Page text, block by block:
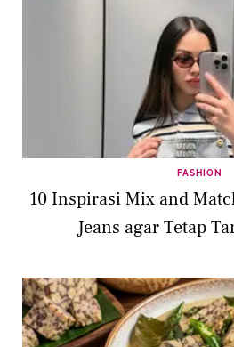
FASHION
10 Inspirasi Mix and
Jeans agar Tetap